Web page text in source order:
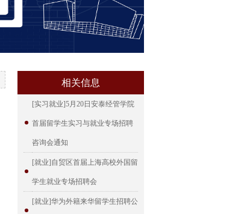
相关信息
[实习就业]5月20日安泰经管学院
首届留学生实习与就业专场招聘
咨询会通知
[就业]自贸区首届上海高校外国留
学生就业专场招聘会
[就业]华为外籍来华留学生招聘公